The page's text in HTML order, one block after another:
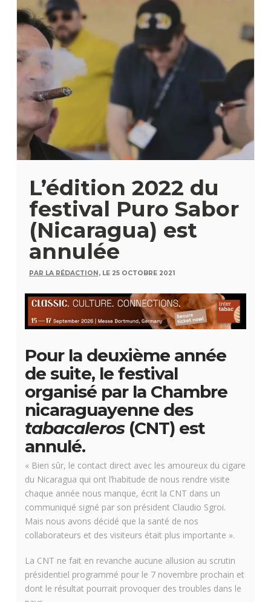
L’édition 2022 du
festival Puro Sabor
(Nicaragua) est
annulée
PAR LA RÉDACTION, LE 25 OCTOBRE 2021
Pour la deuxième année
de suite, le festival
organisé par la Chambre
nicaraguayenne des
tabacaleros(CNT) est
annulé.
« Bien sûr, le contact direct avec les amoureux du cigare
du Nicaragua qui ont l’habitude de nous rendre visite
chaque année nous manque, écrit la CNT dans un
communiqué signé par son président Claudio Sgroi.
Mais nous avons décidé que la santé de nos
collaborateurs et des visiteurs était plus importante ».
La CNT ne fait en revanche aucune allusion au scrutin
présidentiel programmé pour le 7 novembre prochain et
dont le résultat pourrait provoquer des troubles dans le